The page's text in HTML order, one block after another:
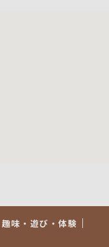
趣味・遊び・体験